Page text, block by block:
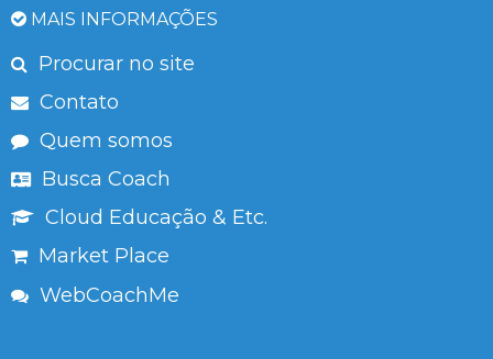
MAIS INFORMAÇÕES
Procurar no site
Contato
Quem somos
Busca Coach
Cloud Educação & Etc.
Market Place
WebCoachMe